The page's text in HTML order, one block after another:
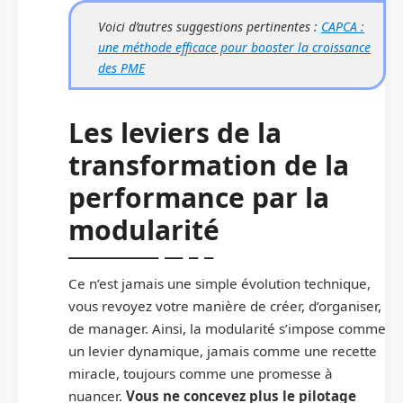
Voici d’autres suggestions pertinentes : CAPCA :
une méthode efficace pour booster la croissance
des PME
Les leviers de la
transformation de la
performance par la
modularité
Ce n’est jamais une simple évolution technique,
vous revoyez votre manière de créer, d’organiser,
de manager. Ainsi, la modularité s’impose comme
un levier dynamique, jamais comme une recette
miracle, toujours comme une promesse à
nuancer. Vous ne concevez plus le pilotage